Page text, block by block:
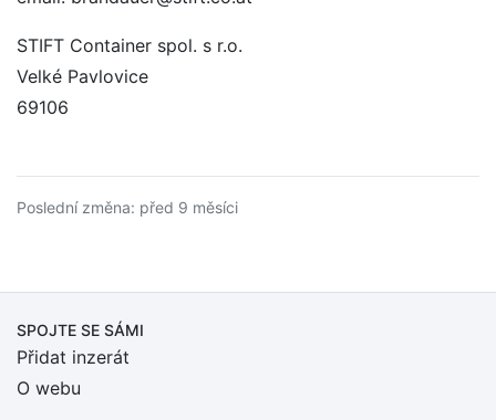
STIFT Container spol. s r.o.
Velké Pavlovice
69106
Poslední změna: před 9 měsíci
SPOJTE SE SÁMI
Přidat inzerát
O webu